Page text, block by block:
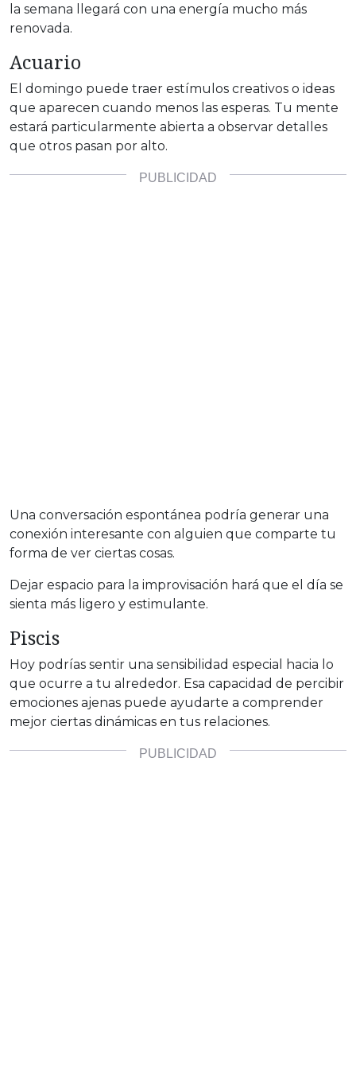
la semana llegará con una energía mucho más
renovada.
Acuario
El domingo puede traer estímulos creativos o ideas
que aparecen cuando menos las esperas. Tu mente
estará particularmente abierta a observar detalles
que otros pasan por alto.
Una conversación espontánea podría generar una
conexión interesante con alguien que comparte tu
forma de ver ciertas cosas.
Dejar espacio para la improvisación hará que el día se
sienta más ligero y estimulante.
Piscis
Hoy podrías sentir una sensibilidad especial hacia lo
que ocurre a tu alrededor. Esa capacidad de percibir
emociones ajenas puede ayudarte a comprender
mejor ciertas dinámicas en tus relaciones.